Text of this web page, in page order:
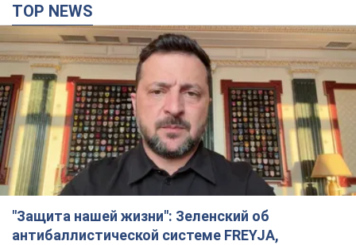
TOP NEWS
"Защита нашей жизни": Зеленский об
антибаллистической системе FREYJA,